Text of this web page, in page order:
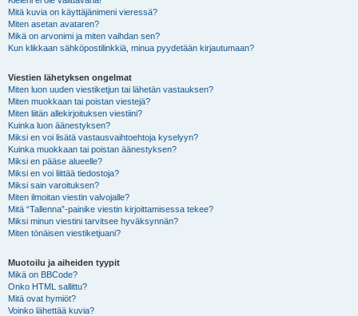
Mitä kuvia on käyttäjänimeni vieressä?
Miten asetan avataren?
Mikä on arvonimi ja miten vaihdan sen?
Kun klikkaan sähköpostilinkkiä, minua pyydetään kirjautumaan?
Viestien lähetyksen ongelmat
Miten luon uuden viestiketjun tai lähetän vastauksen?
Miten muokkaan tai poistan viestejä?
Miten liitän allekirjoituksen viestiini?
Kuinka luon äänestyksen?
Miksi en voi lisätä vastausvaihtoehtoja kyselyyn?
Kuinka muokkaan tai poistan äänestyksen?
Miksi en pääse alueelle?
Miksi en voi liittää tiedostoja?
Miksi sain varoituksen?
Miten ilmoitan viestin valvojalle?
Mitä “Tallenna”-painike viestin kirjoittamisessa tekee?
Miksi minun viestini tarvitsee hyväksynnän?
Miten tönäisen viestiketjuani?
Muotoilu ja aiheiden tyypit
Mikä on BBCode?
Onko HTML sallittu?
Mitä ovat hymiöt?
Voinko lähettää kuvia?